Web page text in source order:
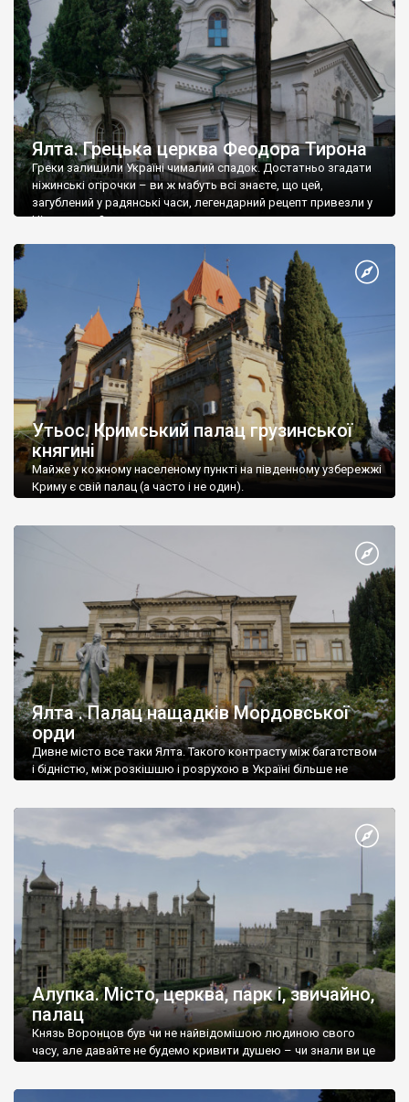
Ялта. Грецька церква Феодора Тирона
Греки залишили Україні чималий спадок. Достатньо згадати
ніжинські огірочки – ви ж мабуть всі знаєте, що цей,
загублений у радянські часи, легендарний рецепт привезли у
Ніжин греки?
Утьос. Кримський палац грузинської
княгині
Майже у кожному населеному пункті на південному узбережжі
Криму є свій палац (а часто і не один).
Ялта . Палац нащадків Мордовської
орди
Дивне місто все таки Ялта. Такого контрасту між багатством
і бідністю, між розкішшю і розрухою в Україні більше не
Алупка. Місто, церква, парк і, звичайно,
палац
Князь Воронцов був чи не найвідомішою людиною свого
часу, але давайте не будемо кривити душею – чи знали ви це